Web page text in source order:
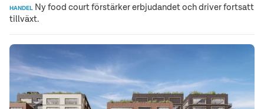
HANDEL Ny food court förstärker erbjudandet och driver fortsatt
tillväxt.